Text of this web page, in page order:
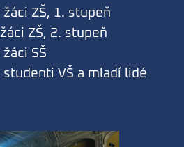
žáci ZŠ, 1. stupeň
žáci ZŠ, 2. stupeň
žáci SŠ
studenti VŠ a mladí lidé